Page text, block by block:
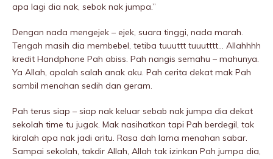
apa lagi dia nak, sebok nak jumpa.’’
Dengan nada mengejek – ejek, suara tinggi, nada marah.
Tengah masih dia membebel, tetiba tuuuttt tuuutttt… Allahhhh
kredit Handphone Pah abiss. Pah nangis semahu – mahunya.
Ya Allah, apalah salah anak aku. Pah cerita dekat mak Pah
sambil menahan sedih dan geram.
Pah terus siap – siap nak keluar sebab nak jumpa dia dekat
sekolah time tu jugak. Mak nasihatkan tapi Pah berdegil, tak
kiralah apa nak jadi aritu. Rasa dah lama menahan sabar.
Sampai sekolah, takdir Allah, Allah tak izinkan Pah jumpa dia,